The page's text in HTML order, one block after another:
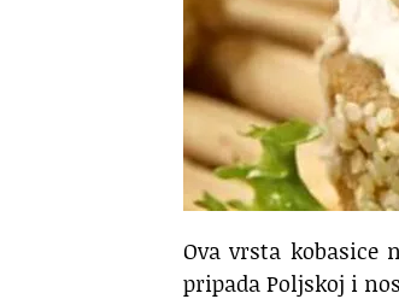
Ova vrsta kobasice
pripada Poljskoj i